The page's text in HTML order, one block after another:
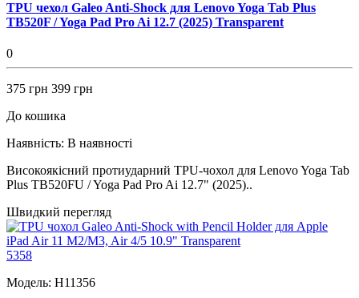
TPU чехол Galeo Anti-Shock для Lenovo Yoga Tab Plus
TB520F / Yoga Pad Pro Ai 12.7 (2025) Transparent
0
375 грн 399 грн
До кошика
Наявність: В наявності
Високоякісний протиударний TPU-чохол для Lenovo Yoga Tab
Plus TB520FU / Yoga Pad Pro Ai 12.7" (2025)..
Швидкий перегляд
5358
Модель: H11356